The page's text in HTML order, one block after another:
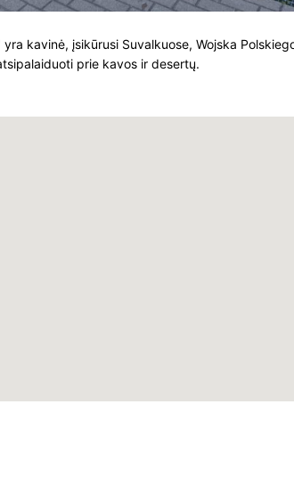
kavinė, įsikūrusi Suvalkuose, Wojska
prie kavos ir desertų.